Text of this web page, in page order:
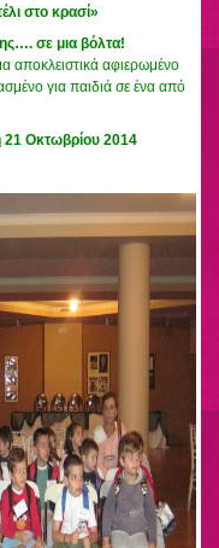
στο κρασί»
σε μια βόλτα!
αποκλειστικά αφιερωμένο
για παιδιά σε ένα από
21 Οκτωβρίου 2014